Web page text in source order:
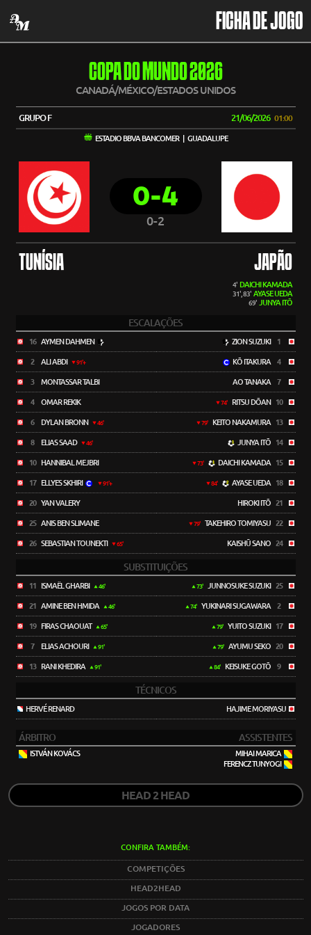
FICHA DE JOGO
COPA DO MUNDO 2026
CANADÁ/MÉXICO/ESTADOS UNIDOS
GRUPO F 21/06/202601:00
ESTADIO BBVA BANCOMER | GUADALUPE
0-4
0-2
TUNÍSIA JAPÃO
4' DAICHI KAMADA
31', 83' AYASE UEDA
69' JUNYA ITŌ
ESCALAÇÕES
16 AYMEN DAHMEN
2 ALI ABDI 91'+
3 MONTASSAR TALBI
4 OMAR REKIK
6 DYLAN BRONN 46'
8 ELIAS SAAD 46'
10 HANNIBAL MEJBRI
17 ELLYES SKHIRI 91'+
20 YAN VALERY
25 ANIS BEN SLIMANE
26 SEBASTIAN TOUNEKTI 65'
ZION SUZUKI 1
KŌ ITAKURA 4
AO TANAKA 7
74' RITSU DŌAN 10
79' KEITO NAKAMURA 13
JUNYA ITŌ 14
73' DAICHI KAMADA 15
84' AYASE UEDA 18
HIROKI ITŌ 21
79' TAKEHIRO TOMIYASU 22
KAISHŪ SANO 24
SUBSTITUIÇÕES
11 ISMAËL GHARBI 46'
21 AMINE BEN HMIDA 46'
19 FIRAS CHAOUAT 65'
7 ELIAS ACHOURI 91'
13 RANI KHEDIRA 91'
73' JUNNOSUKE SUZUKI 25
74' YUKINARI SUGAWARA 2
79' YUITO SUZUKI 17
79' AYUMU SEKO 20
84' KEISUKE GOTŌ 9
TÉCNICOS
HERVÉ RENARD HAJIME MORIYASU
ÁRBITRO ASSISTENTES
ISTVÁN KOVÁCS
MIHAI MARICA
FERENCZ TUNYOGI
HEAD 2 HEAD
CONFIRA TAMBÉM:
COMPETIÇÕES
HEAD2HEAD
JOGOS POR DATA
JOGADORES